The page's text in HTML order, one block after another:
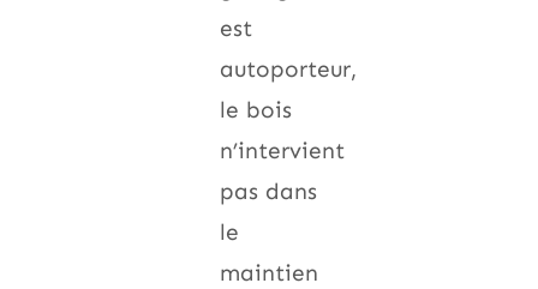
est
autoporteur,
le bois
n’intervient
pas dans
le
maintien